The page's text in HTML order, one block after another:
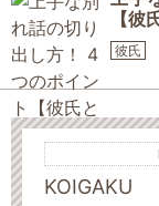
【彼
彼氏
KOIGAKU